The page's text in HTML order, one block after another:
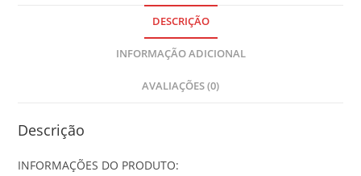
R
$
DESCRIÇÃO
INFORMAÇÃO ADICIONAL
AVALIAÇÕES (0)
Descrição
INFORMAÇÕES DO PRODUTO: